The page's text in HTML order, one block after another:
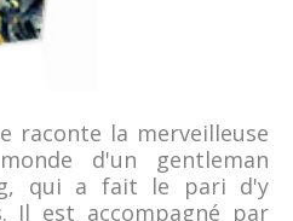
raconte la merveilleuse
d'un gentleman
qui a fait le pari d'y
Il est accompagné par